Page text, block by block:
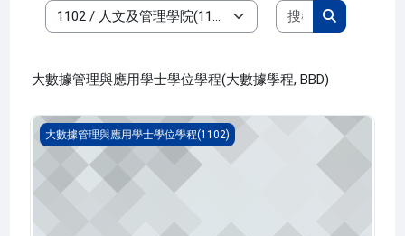
課程類別
搜尋課程
搜尋課程
大數據管理與應用學士學位學程(大數據學程, BBD)
資料科學(1102_B1BD010001A)
大數據管理與應用學士學位學程(1102)